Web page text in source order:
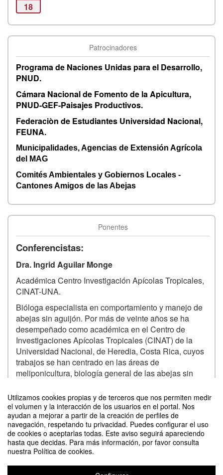
Utilizamos cookies propias y de terceros que nos permiten medir
el volumen y la interacción de los usuarios en el portal. Nos
ayudan a mejorar a partir de la creación de perfiles de
navegación, respetando tu privacidad. Puedes configurar el uso
de cookies o aceptarlas todas. Este aviso seguirá apareciendo
hasta que decidas. Para más información, por favor consulta
nuestra Política de cookies.
18
Patrocinadores
Programa de Naciones Unidas para el Desarrollo,
PNUD.
Cámara Nacional de Fomento de la Apicultura,
PNUD-GEF-Paisajes Productivos.
Federaciòn de Estudiantes Universidad Nacional,
FEUNA.
Municipalidades, Agencias de Extensión Agrícola
del MAG
Comités Ambientales y Gobiernos Locales -
Cantones Amigos de las Abejas
Ponentes
Conferencistas:
Dra. Ingrid Aguilar Monge
Académica Centro Investigación Apícolas Tropicales,
CINAT-UNA.
Bióloga especialista en comportamiento y manejo de
abejas sin aguijón. Por más de veinte años se ha
desempeñado como académica en el Centro de
Investigaciones Apícolas Tropicales (CINAT) de la
Universidad Nacional, de Heredia, Costa Rica, cuyos
trabajos se han centrado en las áreas de
meliponicultura, biología general de las abejas sin
meliponicultura. Llevó a cabo la Maestría en Abejas
Tropicales y Apicultura en Climas Tropicales.
Facultad de Biología. Universidad de Utrecht,
Utrecht. Holanda. Doctorado (PhD.) en el Programa
de doctorado de la Facultad de Biología Universidad
de Utrecht. Holanda.
Dr. Paul E. Hanson Snortum
Contacto